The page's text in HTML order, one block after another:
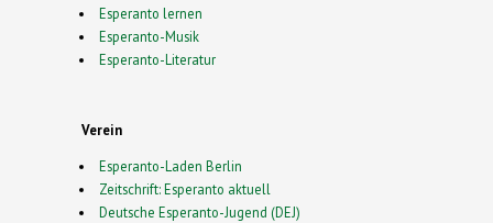
Esperanto lernen
Esperanto-Musik
Esperanto-Literatur
Verein
Esperanto-Laden Berlin
Zeitschrift: Esperanto aktuell
Deutsche Esperanto-Jugend (DEJ)